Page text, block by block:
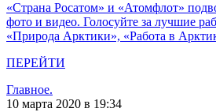
«Страна Росатом» и «Атомфлот»
фото и видео. Голосуйте за лучшие
«Природа Арктики», «Работа в
ПЕРЕЙТИ
Главное.
10 марта 2020 в 19:34